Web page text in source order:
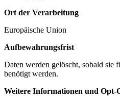
Ort der Verarbeitung
Europäische Union
Aufbewahrungsfrist
Daten werden gelöscht, sobald sie
benötigt werden.
Weitere Informationen und Opt-